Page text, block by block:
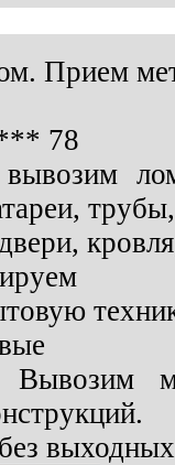
Прием
78
вывозим
Вывозим